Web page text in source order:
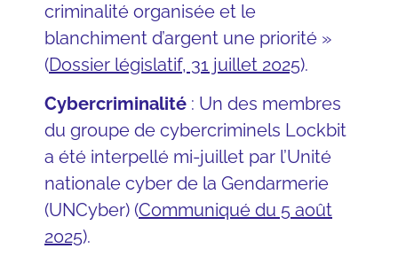
criminalité organisée et le
blanchiment d’argent une priorité »
(Dossier législatif, 31 juillet 2025).
Cybercriminalité : Un des membres
du groupe de cybercriminels Lockbit
a été interpellé mi-juillet par l’Unité
nationale cyber de la Gendarmerie
(UNCyber) (Communiqué du 5 août
2025).